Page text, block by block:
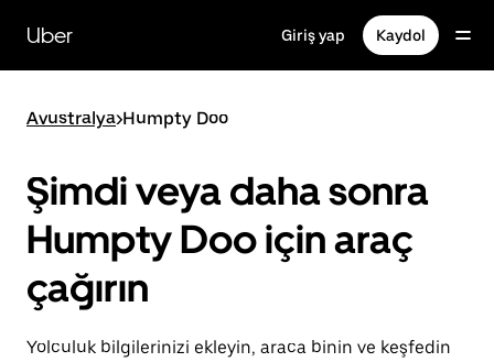
içeriğe
gidinUber Giriş yap Kaydol
Avustralya>Humpty Doo
Şimdi veya daha sonra
Humpty Doo için araç
çağırın
Yolculuk bilgilerinizi ekleyin, araca binin ve keşfedin